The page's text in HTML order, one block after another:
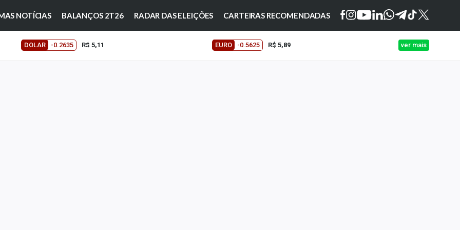
NOTÍCIAS BALANÇOS 2T26 RADAR DAS ELEIÇÕES CARTEIRAS RECOMENDADAS
DOLAR -0.2635 R$ 5,11 EURO -0.5625 R$ 5,89 ver mais